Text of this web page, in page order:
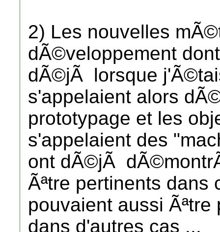
2) Les nouvelles
dÃ©veloppement
dÃ©jÃ lorsque
s'appelaient alors
prototypage et les
s'appelaient des
ont dÃ©jÃ
Ãªtre pertinents dans
pouvaient aussi
dans d'autres cas ...